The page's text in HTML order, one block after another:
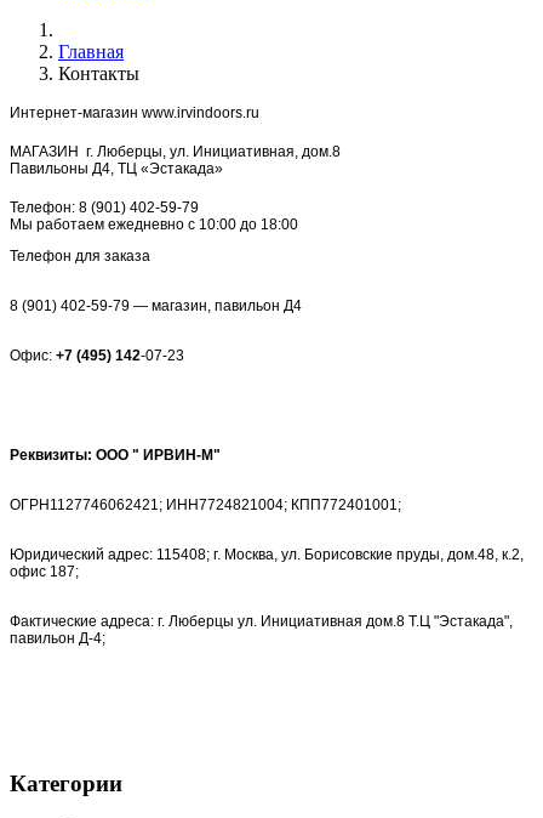
Главная
Контакты
Интернет-магазин www.irvindoors.ru
МАГАЗИН г. Люберцы, ул. Инициативная, дом.8
Павильоны Д4, ТЦ «Эстакада»
Телефон: 8 (901) 402-59-79
Мы работаем ежедневно с 10:00 до 18:00
Телефон для заказа
8 (901) 402-59-79 — магазин, павильон Д4
Офис: +7 (495) 142-07-23
Реквизиты: OOO " ИРВИН-М"
ОГРН1127746062421; ИНН7724821004; КПП772401001;
Юридический адрес: 115408; г. Москва, ул. Борисовские пруды, дом.48, к.2,
офис 187;
Фактические адреса: г. Люберцы ул. Инициативная дом.8 Т.Ц "Эстакада",
павильон Д-4;
Категории